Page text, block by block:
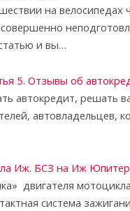
на велосипедах
совершенно
и вы…
5. Отзывы об
автокредит, решать
автовладельцев,
Иж. БСЗ на Иж Юпитер
двигателя
система